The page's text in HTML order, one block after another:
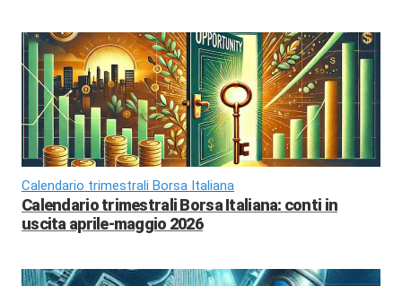
Calendario trimestrali Borsa Italiana
Calendario trimestrali Borsa Italiana: conti in
uscita aprile-maggio 2026